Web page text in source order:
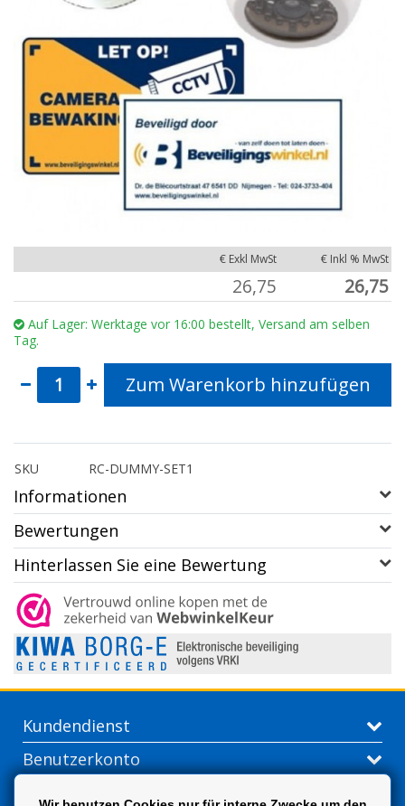
€ Exkl MwSt € Inkl % MwSt
26,75 26,75
Auf Lager: Werktage vor 16:00 bestellt, Versand am selben
Tag.
Zum Warenkorb hinzufügen
SKU RC-DUMMY-SET1
Informationen
Bewertungen
Hinterlassen Sie eine Bewertung
Kundendienst
Benutzerkonto